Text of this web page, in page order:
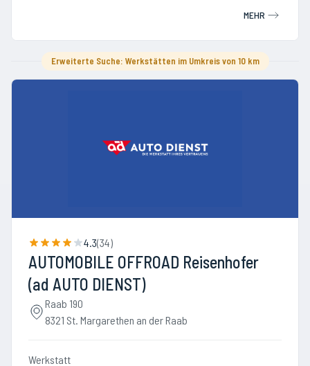
MEHR
Erweiterte Suche: Werkstätten im Umkreis von 10 km
4.3(34)
AUTOMOBILE OFFROAD Reisenhofer
(ad AUTO DIENST)
Raab 190
8321 St. Margarethen an der Raab
Werkstatt